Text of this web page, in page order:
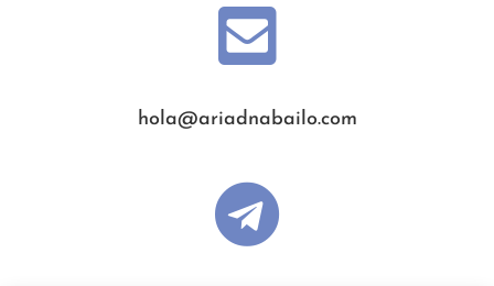

hola@ariadnabailo.com
